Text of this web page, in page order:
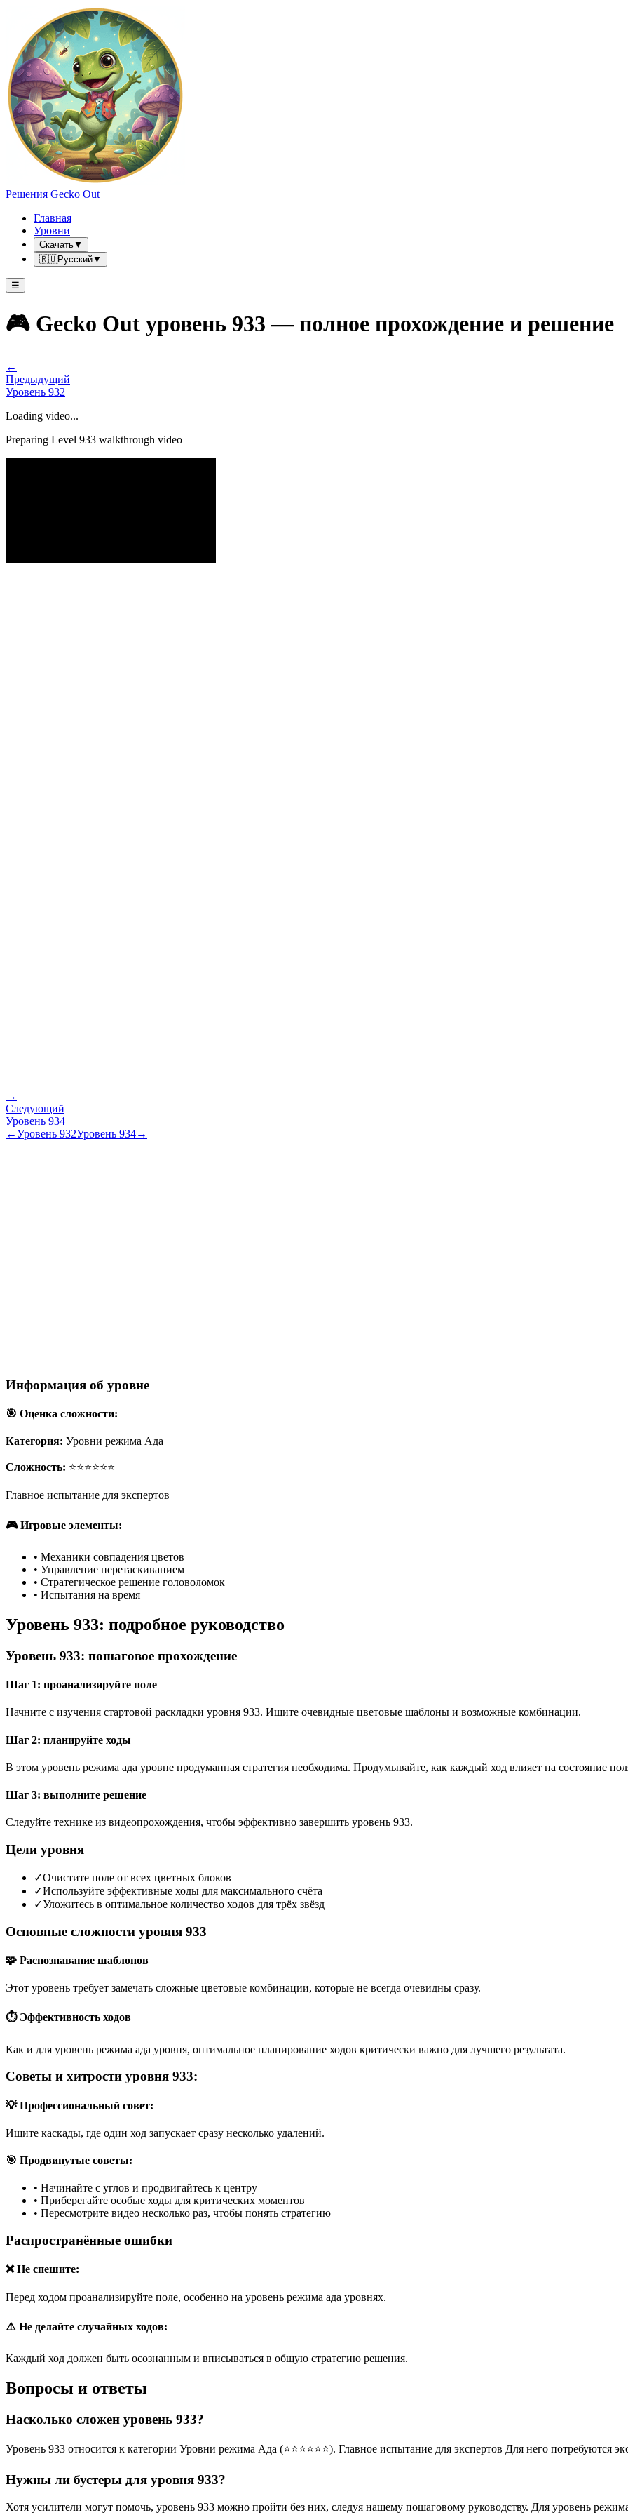
Решения Gecko Out
Главная
Уровни
Скачать▼
🇷🇺Русский▼
☰
🎮 Gecko Out уровень 933 — полное прохождение и решение
←
Предыдущий
Уровень 932
Loading video...
Preparing Level 933 walkthrough video
→
Следующий
Уровень 934
←Уровень 932Уровень 934→
Информация об уровне
🎯 Оценка сложности:
Категория: Уровни режима Ада
Сложность: ⭐⭐⭐⭐⭐⭐
Главное испытание для экспертов
🎮 Игровые элементы:
• Механики совпадения цветов
• Управление перетаскиванием
• Стратегическое решение головоломок
• Испытания на время
Уровень 933: подробное руководство
Уровень 933: пошаговое прохождение
Шаг 1: проанализируйте поле
Начните с изучения стартовой раскладки уровня 933. Ищите очевидные цветовые шаблоны и возможные комбинации.
Шаг 2: планируйте ходы
В этом уровень режима ада уровне продуманная стратегия необходима. Продумывайте, как каждый ход влияет на состояние
Шаг 3: выполните решение
Следуйте технике из видеопрохождения, чтобы эффективно завершить уровень 933.
Цели уровня
✓Очистите поле от всех цветных блоков
✓Используйте эффективные ходы для максимального счёта
✓Уложитесь в оптимальное количество ходов для трёх звёзд
Основные сложности уровня 933
🧩 Распознавание шаблонов
Этот уровень требует замечать сложные цветовые комбинации, которые не всегда очевидны сразу.
⏱️ Эффективность ходов
Как и для уровень режима ада уровня, оптимальное планирование ходов критически важно для лучшего результата.
Советы и хитрости уровня 933:
💡 Профессиональный совет:
Ищите каскады, где один ход запускает сразу несколько удалений.
🎯 Продвинутые советы:
• Начинайте с углов и продвигайтесь к центру
• Приберегайте особые ходы для критических моментов
• Пересмотрите видео несколько раз, чтобы понять стратегию
Распространённые ошибки
❌ Не спешите:
Перед ходом проанализируйте поле, особенно на уровень режима ада уровнях.
⚠️ Не делайте случайных ходов:
Каждый ход должен быть осознанным и вписываться в общую стратегию решения.
Вопросы и ответы
Насколько сложен уровень 933?
Уровень 933 относится к категории Уровни режима Ада (⭐⭐⭐⭐⭐⭐). Главное испытание для экспертов Для него потребуются
Нужны ли бустеры для уровня 933?
Хотя усилители могут помочь, уровень 933 можно пройти без них, следуя нашему пошаговому руководству. Для уровень